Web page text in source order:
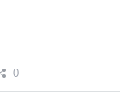
0